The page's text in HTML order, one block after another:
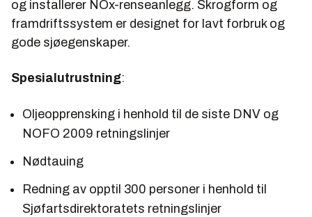
og installerer NOx-renseanlegg. Skrogform og
framdriftssystem er designet for lavt forbruk og
gode sjøegenskaper.
Spesialutrustning:
Oljeopprensking i henhold til de siste DNV og
NOFO 2009 retningslinjer
Nødtauing
Redning av opptil 300 personer i henhold til
Sjøfartsdirektoratets retningslinjer